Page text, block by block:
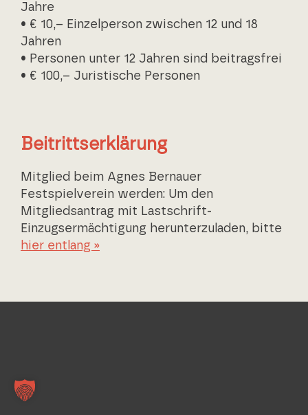
Herzog Albrecht
Jahre
• € 10,– Einzelperson zwischen 12 und 18
Jahren
• Personen unter 12 Jahren sind beitragsfrei
• € 100,– Juristische Personen
Beitrittserklärung
Mitglied beim Agnes Bernauer
Festspielverein werden: Um den
Mitgliedsantrag mit Lastschrift-
Einzugsermächtigung herunterzuladen, bitte
hier entlang »